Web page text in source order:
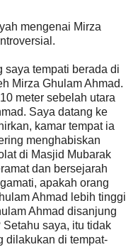
mengenai Mirza
saya tempati berada di
Mirza Ghulam Ahmad.
meter sebelah utara
Saya datang ke
kamar tempat ia
menghabiskan
di Masjid Mubarak
dan bersejarah
apakah orang
Ahmad lebih tinggi
Ahmad disanjung
saya, itu tidak
dilakukan di tempat-